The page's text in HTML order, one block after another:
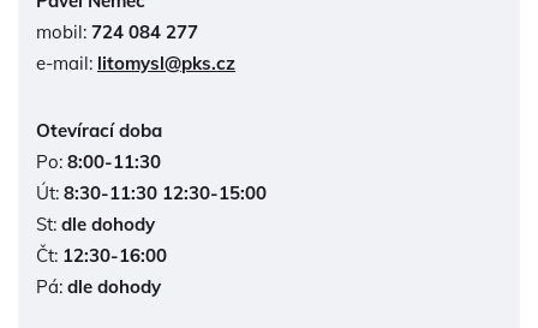
mobil: 724 084 277
e-mail: litomysl@pks.cz
Otevírací doba
Po: 8:00-11:30
Út: 8:30-11:30 12:30-15:00
St: dle dohody
Čt: 12:30-16:00
Pá: dle dohody